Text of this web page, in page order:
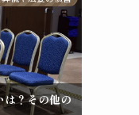
は？その他の